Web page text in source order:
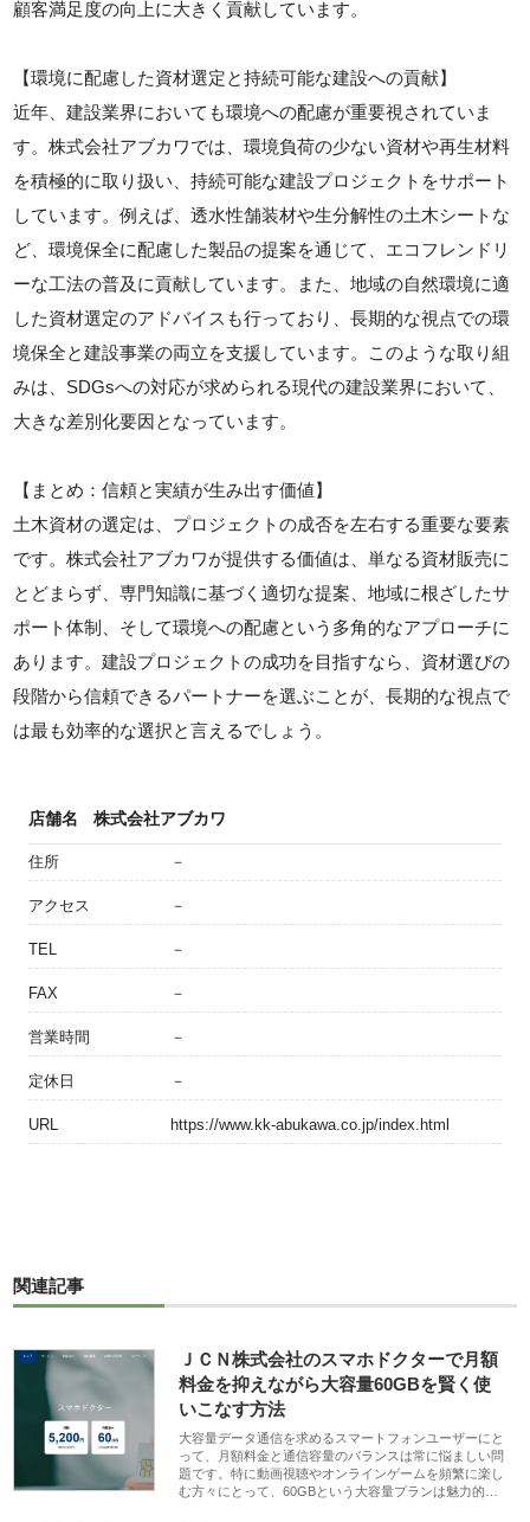
顧客満足度の向上に大きく貢献しています。
【環境に配慮した資材選定と持続可能な建設への貢献】
近年、建設業界においても環境への配慮が重要視されていま
す。株式会社アブカワでは、環境負荷の少ない資材や再生材料
を積極的に取り扱い、持続可能な建設プロジェクトをサポート
しています。例えば、透水性舗装材や生分解性の土木シートな
ど、環境保全に配慮した製品の提案を通じて、エコフレンドリ
ーな工法の普及に貢献しています。また、地域の自然環境に適
した資材選定のアドバイスも行っており、長期的な視点での環
境保全と建設事業の両立を支援しています。このような取り組
みは、SDGsへの対応が求められる現代の建設業界において、
大きな差別化要因となっています。
【まとめ：信頼と実績が生み出す価値】
土木資材の選定は、プロジェクトの成否を左右する重要な要素
です。株式会社アブカワが提供する価値は、単なる資材販売に
とどまらず、専門知識に基づく適切な提案、地域に根ざしたサ
ポート体制、そして環境への配慮という多角的なアプローチに
あります。建設プロジェクトの成功を目指すなら、資材選びの
段階から信頼できるパートナーを選ぶことが、長期的な視点で
は最も効率的な選択と言えるでしょう。
店舗名 株式会社アブカワ
住所 －
アクセス －
TEL －
FAX －
営業時間 －
定休日 －
URL https://www.kk-abukawa.co.jp/index.html
関連記事
ＪＣＮ株式会社のスマホドクターで月額
料金を抑えながら大容量60GBを賢く使
いこなす方法
大容量データ通信を求めるスマートフォンユーザーにと
って、月額料金と通信容量のバランスは常に悩ましい問
題です。特に動画視聴やオンラインゲームを頻繁に楽し
む方々にとって、60GBという大容量プランは魅力的…